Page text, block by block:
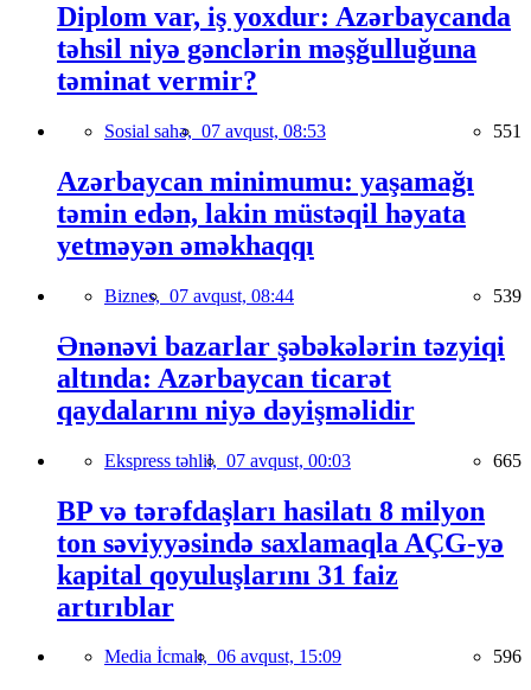
Diplom var, iş yoxdur: Azərbaycanda
təhsil niyə gənclərin məşğulluğuna
təminat vermir?
Sosial sahə, 07 avqust, 08:53 551
Azərbaycan minimumu: yaşamağı
təmin edən, lakin müstəqil həyata
yetməyən əməkhaqqı
Biznes, 07 avqust, 08:44 539
Ənənəvi bazarlar şəbəkələrin təzyiqi
altında: Azərbaycan ticarət
qaydalarını niyə dəyişməlidir
Ekspress təhlil, 07 avqust, 00:03 665
BP və tərəfdaşları hasilatı 8 milyon
ton səviyyəsində saxlamaqla AÇG-yə
kapital qoyuluşlarını 31 faiz
artırıblar
Media İcmalı, 06 avqust, 15:09 596